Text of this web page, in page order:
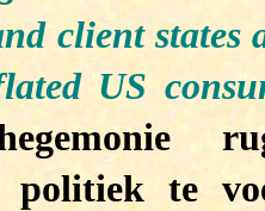
client states
US
politiek te